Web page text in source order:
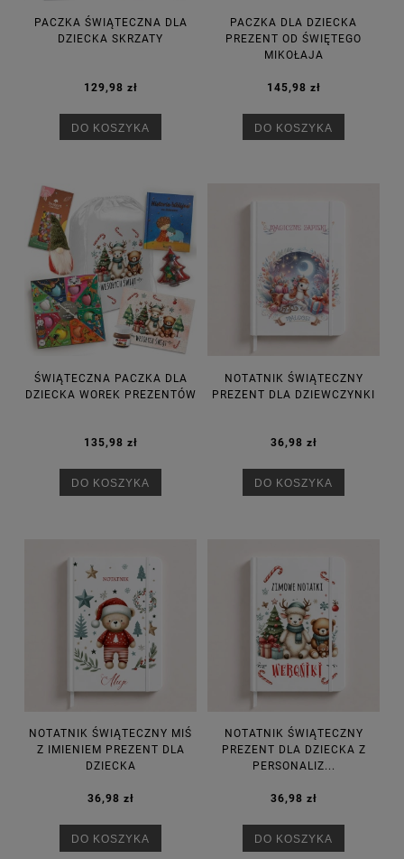
PACZKA ŚWIĄTECZNA DLA
DZIECKA SKRZATY
129,98 zł
DO KOSZYKA
PACZKA DLA DZIECKA
PREZENT OD ŚWIĘTEGO
MIKOŁAJA
145,98 zł
DO KOSZYKA
ŚWIĄTECZNA PACZKA DLA
DZIECKA WOREK PREZENTÓW
135,98 zł
DO KOSZYKA
NOTATNIK ŚWIĄTECZNY
PREZENT DLA DZIEWCZYNKI
36,98 zł
DO KOSZYKA
NOTATNIK ŚWIĄTECZNY MIŚ
Z IMIENIEM PREZENT DLA
DZIECKA
36,98 zł
DO KOSZYKA
NOTATNIK ŚWIĄTECZNY
PREZENT DLA DZIECKA Z
PERSONALIZ...
36,98 zł
DO KOSZYKA